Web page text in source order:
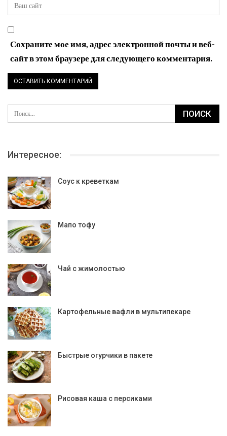
Сохраните мое имя, адрес электронной почты и веб-
сайт в этом браузере для следующего комментария.
Интересное:
Соус к креветкам
Мапо тофу
Чай с жимолостью
Картофельные вафли в мультипекаре
Быстрые огурчики в пакете
Рисовая каша с персиками